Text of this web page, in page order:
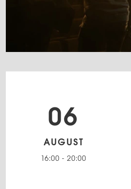
06
AUGUST
16:00 - 20:00